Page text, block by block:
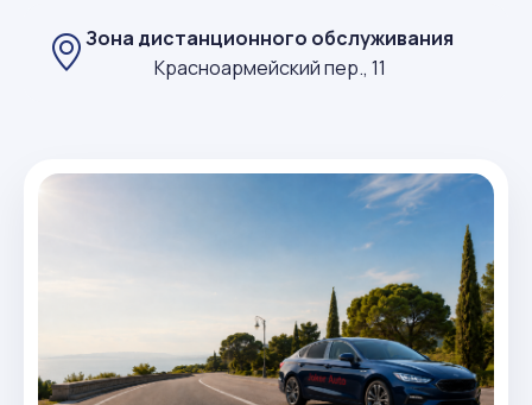
Зона дистанционного обслуживания
Красноармейский пер., 11